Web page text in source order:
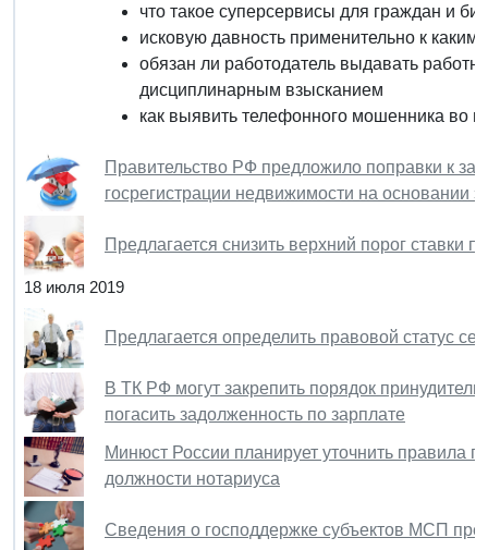
что такое суперсервисы для граждан и
исковую давность применительно к каким
обязан ли работодатель выдавать
дисциплинарным взысканием
как выявить телефонного мошенника во
Правительство РФ предложило поправки к
госрегистрации недвижимости на основании
Предлагается снизить верхний порог ставки
18 июля 2019
Предлагается определить правовой статус
В ТК РФ могут закрепить порядок
погасить задолженность по зарплате
Минюст России планирует уточнить правила
должности нотариуса
Сведения о господдержке субъектов МСП